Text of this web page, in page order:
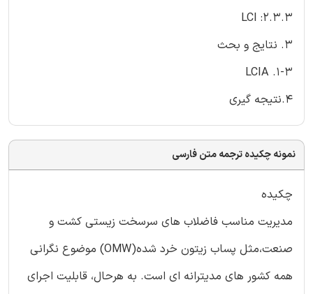
2.3.3: LCI
3. نتايج و بحث
LCIA .1-3
4.نتيجه گيرى
نمونه چکیده ترجمه متن فارسی
چکیده
مديريت مناسب فاضلاب هاى سرسخت زيستى كشت و
صنعت،مثل پساب زيتون خرد شده(OMW) موضوع نگرانى
همه كشور هاى مديترانه اى است. به هرحال، قابليت اجراى